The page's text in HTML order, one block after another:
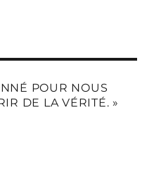
POUR NOUS
DE LA VÉRITÉ. »